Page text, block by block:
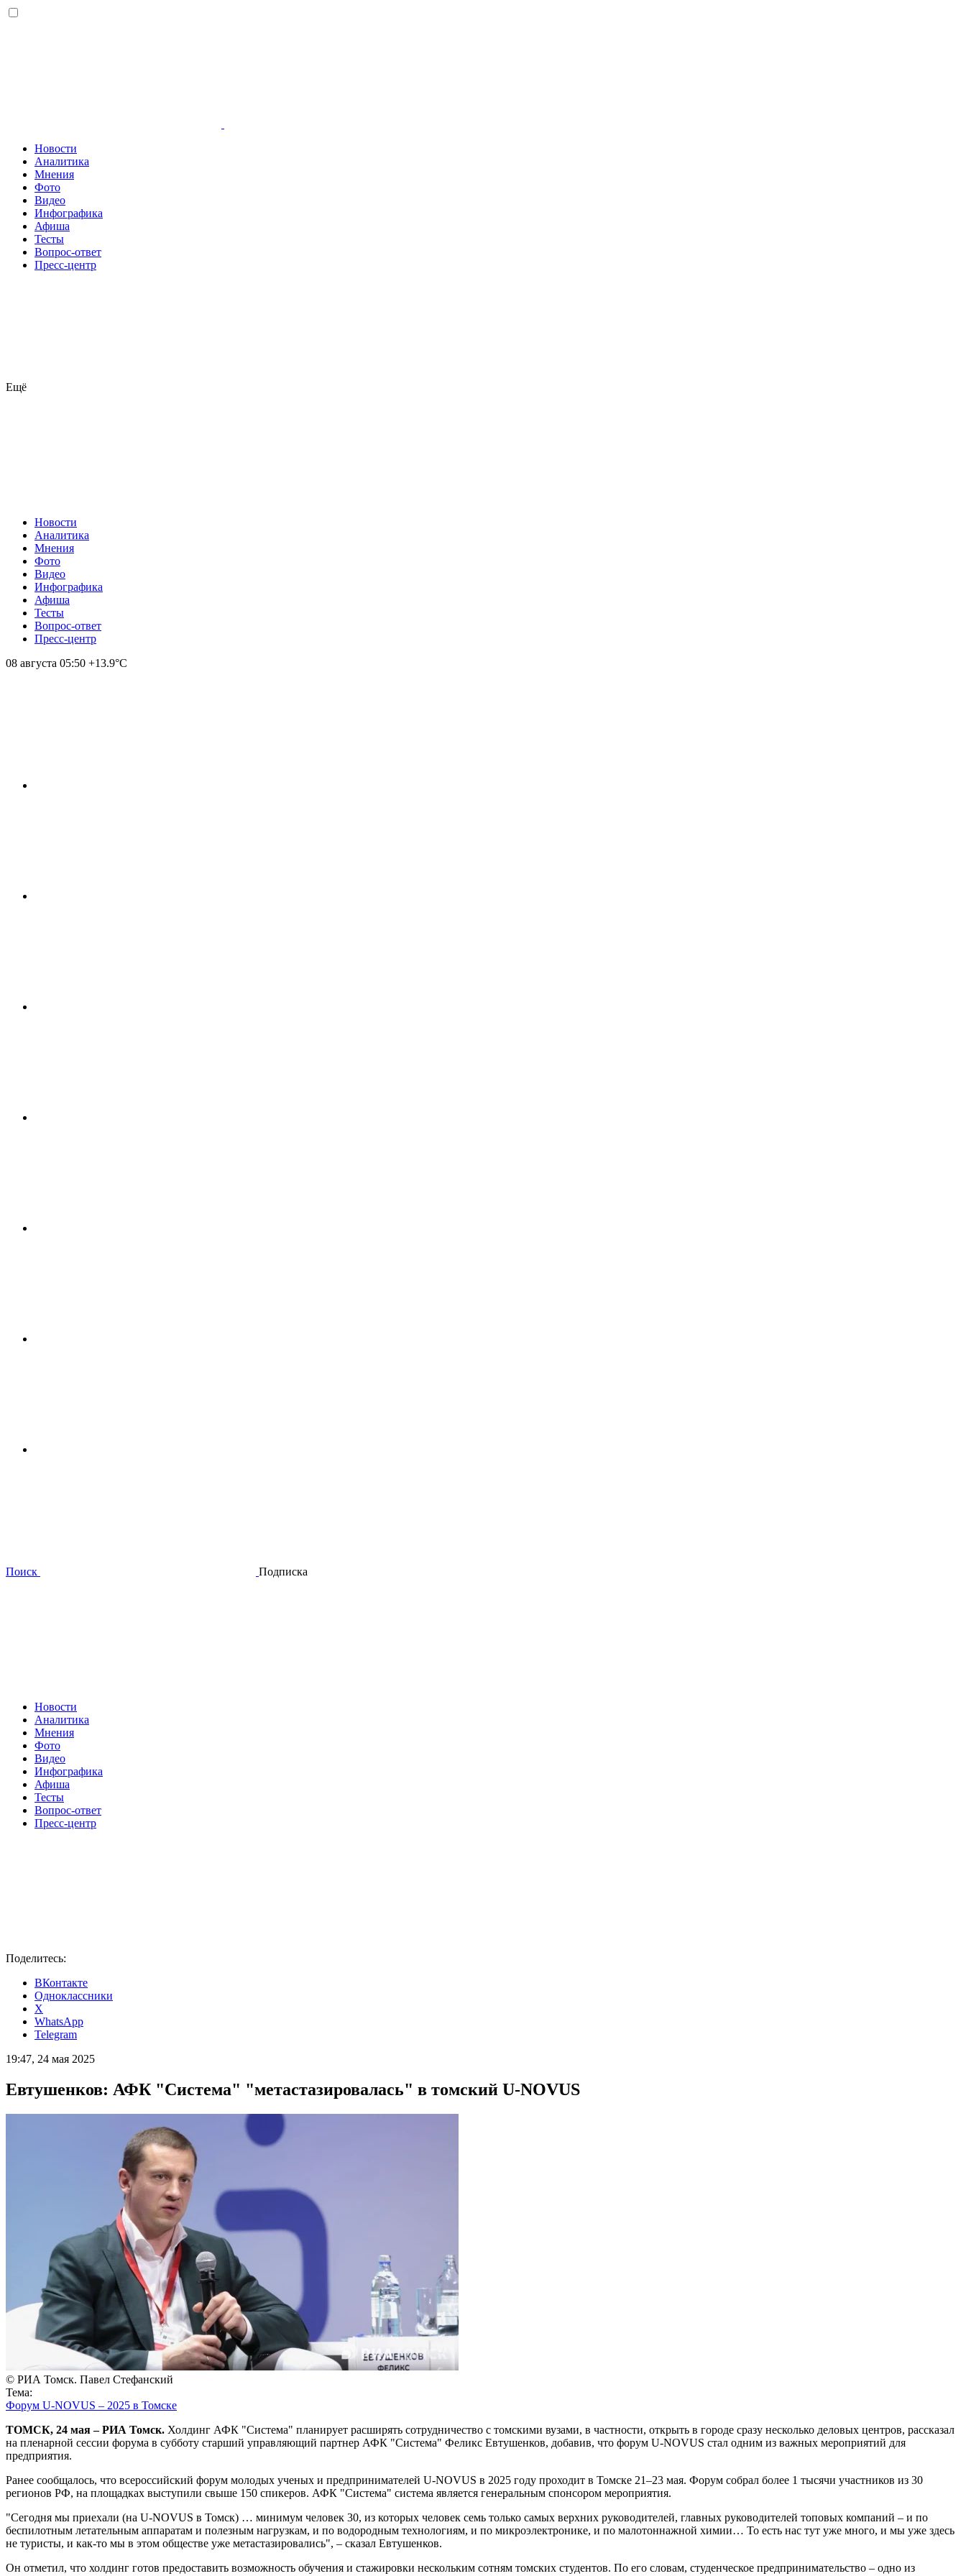
Новости
Аналитика
Мнения
Фото
Видео
Инфографика
Афиша
Тесты
Вопрос-ответ
Пресс-центр
Ещё
Новости
Аналитика
Мнения
Фото
Видео
Инфографика
Афиша
Тесты
Вопрос-ответ
Пресс-центр
08 августа 05:50 +13.9°С
Поиск Подписка
Новости
Аналитика
Мнения
Фото
Видео
Инфографика
Афиша
Тесты
Вопрос-ответ
Пресс-центр
Поделитесь:
ВКонтакте
Одноклассники
X
WhatsApp
Telegram
19:47, 24 мая 2025
Евтушенков: АФК "Система" "метастазировалась" в томский U-NOVUS
© РИА Томск. Павел Стефанский
Тема:
Форум U-NOVUS – 2025 в Томске
ТОМСК, 24 мая – РИА Томск. Холдинг АФК "Система" планирует расширять сотрудничество с томскими вузами, в частности, открыть в городе сразу несколько деловых центров, рассказал
на пленарной сессии форума в субботу старший управляющий партнер АФК "Система" Феликс Евтушенков, добавив, что форум U-NOVUS стал одним из важных мероприятий для
предприятия.
Ранее сообщалось, что всероссийский форум молодых ученых и предпринимателей U-NOVUS в 2025 году проходит в Томске 21–23 мая. Форум собрал более 1 тысячи участников из 30
регионов РФ, на площадках выступили свыше 150 спикеров. АФК "Система" система является генеральным спонсором мероприятия.
"Сегодня мы приехали (на U-NOVUS в Томск) … минимум человек 30, из которых человек семь только самых верхних руководителей, главных руководителей топовых компаний – и по
беспилотным летательным аппаратам и полезным нагрузкам, и по водородным технологиям, и по микроэлектронике, и по малотоннажной химии… То есть нас тут уже много, и мы уже здесь
не туристы, и как-то мы в этом обществе уже метастазировались", – сказал Евтушенков.
Он отметил, что холдинг готов предоставить возможность обучения и стажировки нескольким сотням томских студентов. По его словам, студенческое предпринимательство – одно из